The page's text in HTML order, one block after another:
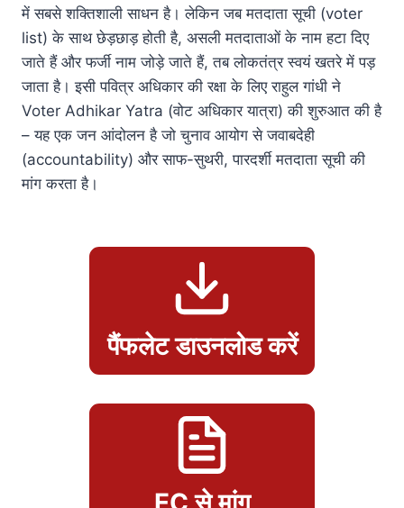
में सबसे शक्तिशाली साधन है। लेकिन जब मतदाता सूची (voter
list) के साथ छेड़छाड़ होती है, असली मतदाताओं के नाम हटा दिए
जाते हैं और फर्जी नाम जोड़े जाते हैं, तब लोकतंत्र स्वयं खतरे में पड़
जाता है। इसी पवित्र अधिकार की रक्षा के लिए राहुल गांधी ने
Voter Adhikar Yatra (वोट अधिकार यात्रा) की शुरुआत की है
– यह एक जन आंदोलन है जो चुनाव आयोग से जवाबदेही
(accountability) और साफ-सुथरी, पारदर्शी मतदाता सूची की
मांग करता है।
पैंफलेट डाउनलोड करें